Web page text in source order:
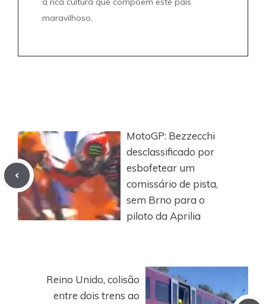
maravilhoso.
MotoGP: Bezzecchi
desclassificado por
esbofetear um
comissário de pista,
sem Brno para o
piloto da Aprilia
Reino Unido, colisão
entre dois trens ao